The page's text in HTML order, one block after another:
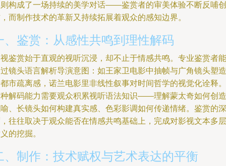
构成了一场持续的美学对话——鉴赏者的审美体验不断反哺创
而制作技术的革新又持续拓展着观众的感知边界。
、鉴赏：从感性共鸣到理性解码
鉴赏始于直观的视听沉浸，却不止于情感共鸣。专业鉴赏者能
镜头语言解析导演意图：如王家卫电影中抽帧与广角镜头塑造
市疏离感，诺兰电影里非线性叙事对时间哲学的视觉化诠释。
解码能力需要观众积累视听语法知识——理解蒙太奇如何创造
、长镜头如何构建真实感、色彩影调如何传递情绪。鉴赏的深
往往取决于观众能否在情感共鸣基础上，完成对影视文本多层
的挖掘。
、制作：技术赋权与艺术表达的平衡